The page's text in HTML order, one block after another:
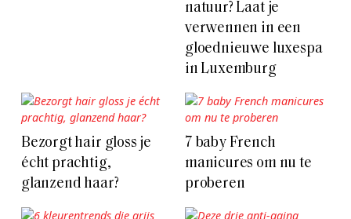
natuur? Laat je
verwennen in een
gloednieuwe luxespa
in Luxemburg
Bezorgt hair gloss je
écht prachtig,
glanzend haar?
7 baby French
manicures om nu te
proberen